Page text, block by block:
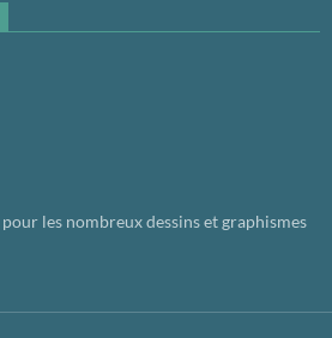
pour les nombreux dessins et graphismes